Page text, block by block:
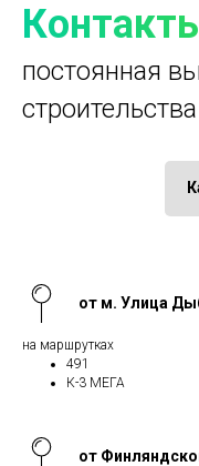
постоянная
от м. Улица
на маршрутках
491
К-3 МЕГА
от